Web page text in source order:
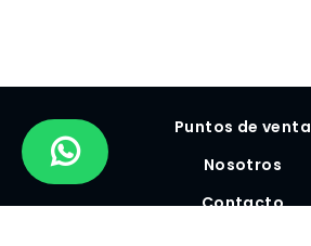
Puntos de venta
Nosotros
Contacto